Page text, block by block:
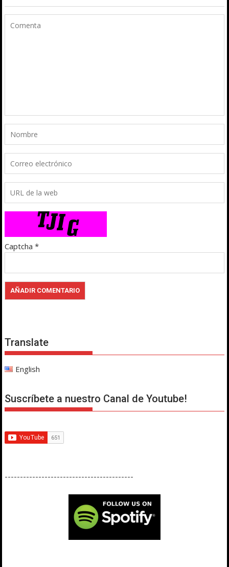
Captcha *
Translate
English
Suscríbete a nuestro Canal de Youtube!
------------------------------------------